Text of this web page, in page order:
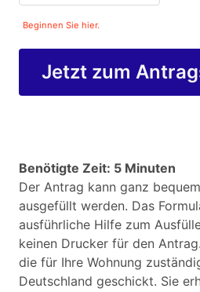
Beginnen Sie hier.
Jetzt zum
Benötigte Zeit: 5 Minuten
Der Antrag kann ganz
ausgefüllt werden. Das
ausführliche Hilfe zum
keinen Drucker für den
die für Ihre Wohnung
Deutschland geschickt. Sie